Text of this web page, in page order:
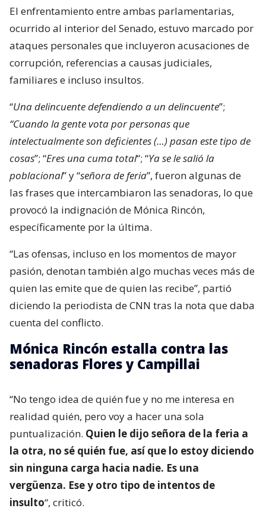
El enfrentamiento entre ambas parlamentarias,
ocurrido al interior del Senado, estuvo marcado por
ataques personales que incluyeron acusaciones de
corrupción, referencias a causas judiciales,
familiares e incluso insultos.
“Una delincuente defendiendo a un delincuente”;
“Cuando la gente vota por personas que
intelectualmente son deficientes (…) pasan este tipo de
cosas”; “Eres una cuma total“; “Ya se le salió la
poblacional” y “señora de feria”, fueron algunas de
las frases que intercambiaron las senadoras, lo que
provocó la indignación de Mónica Rincón,
específicamente por la última.
“Las ofensas, incluso en los momentos de mayor
pasión, denotan también algo muchas veces más de
quien las emite que de quien las recibe”, partió
diciendo la periodista de CNN tras la nota que daba
cuenta del conflicto.
Mónica Rincón estalla contra las
senadoras Flores y Campillai
“No tengo idea de quién fue y no me interesa en
realidad quién, pero voy a hacer una sola
puntualización. Quien le dijo señora de la feria a
la otra, no sé quién fue, así que lo estoy diciendo
sin ninguna carga hacia nadie. Es una
vergüenza. Ese y otro tipo de intentos de
insulto“, criticó.